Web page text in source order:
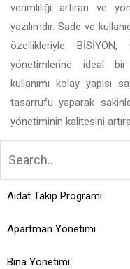
verimliliği artıran ve
yazılımdır. Sade ve
özellikleriyle
yönetimlerine ideal bir
kullanımı kolay yapısı
tasarrufu yaparak
yönetiminin kalitesini
Aidat Takip Programı
Apartman Yönetimi
Bina Yönetimi